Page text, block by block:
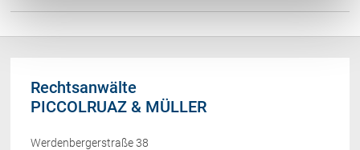
Rechtsanwälte
PICCOLRUAZ & MÜLLER
Werdenbergerstraße 38